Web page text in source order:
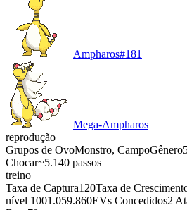
Ampharos#181
Mega-Ampharos
reprodução
Grupos de OvoMonstro, CampoGênero
Chocar~5.140 passos
treino
Taxa de Captura120Taxa de
nível 1001.059.860EVs Concedidos2